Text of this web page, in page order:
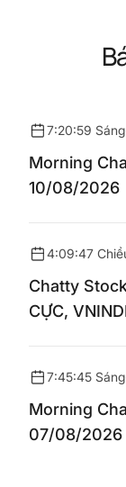
7:20:59 Sáng
Morning
10/08/2026
4:09:47
Chatty
CỰC,
7:45:45 Sáng
Morning
07/08/2026